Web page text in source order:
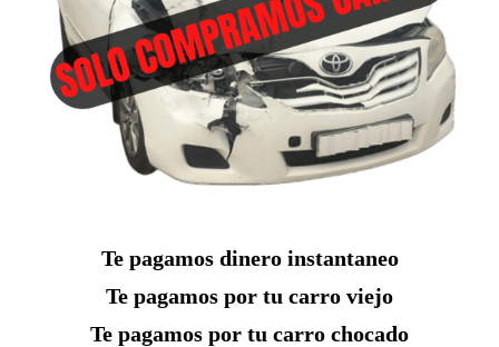
Te pagamos dinero instantaneo
Te pagamos por tu carro viejo
Te pagamos por tu carro chocado